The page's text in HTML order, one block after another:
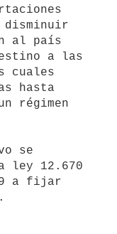
disminuir
al país
a las
cuales
hasta
régimen
se
ley 12.670
a fijar